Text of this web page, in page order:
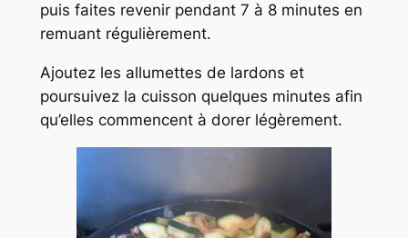
puis faites revenir pendant 7 à 8 minutes en
remuant régulièrement.
Ajoutez les allumettes de lardons et
poursuivez la cuisson quelques minutes afin
qu’elles commencent à dorer légèrement.